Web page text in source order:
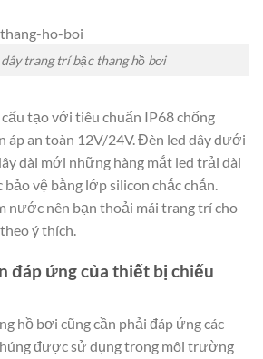
trang trí bậc thang hồ bơi
tạo với tiêu chuẩn IP68 chống
áp an toàn 12V/24V. Đèn led dây dưới
dài mới những hàng mắt led trải dài
vệ bằng lớp silicon chắc chắn.
nước nên bạn thoải mái trang trí cho
ý thích.
đáp ứng của thiết bị chiếu
hồ bơi cũng cần phải đáp ứng các
được sử dụng trong môi trường